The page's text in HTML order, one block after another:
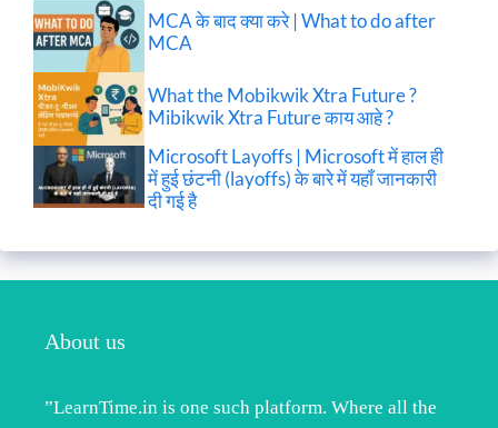
MCA के बाद क्या करे | What to do after
MCA
What the Mobikwik Xtra Future ?
Mibikwik Xtra Future काय आहे ?
Microsoft Layoffs | Microsoft में हाल ही
में हुई छंटनी (layoffs) के बारे में यहाँ जानकारी
दी गई है
About us
”LearnTime.in is one such platform. Where all the